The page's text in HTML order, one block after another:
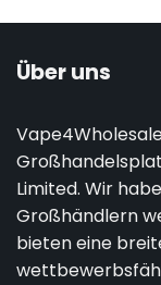
Über uns
Limited. Wir
Großhändlern
bieten eine